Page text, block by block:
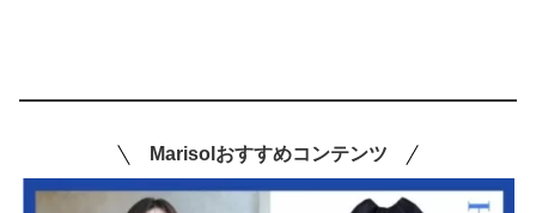
Marisolおすすめコンテンツ